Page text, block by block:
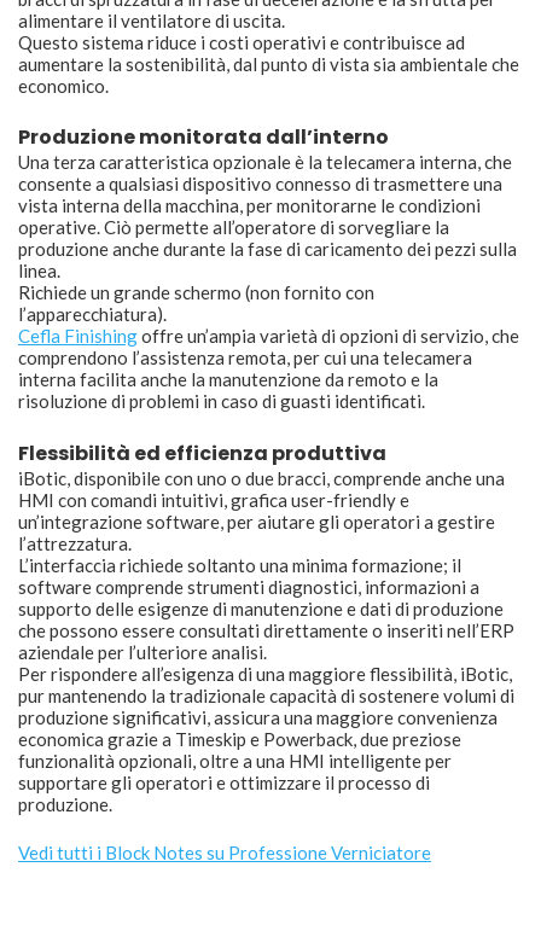
alimentare il ventilatore di uscita.
Questo sistema riduce i costi operativi e contribuisce ad
aumentare la sostenibilità, dal punto di vista sia ambientale che
economico.
Produzione monitorata dall’interno
Una terza caratteristica opzionale è la telecamera interna, che
consente a qualsiasi dispositivo connesso di trasmettere una
vista interna della macchina, per monitorarne le condizioni
operative. Ciò permette all’operatore di sorvegliare la
produzione anche durante la fase di caricamento dei pezzi sulla
linea.
Richiede un grande schermo (non fornito con
l’apparecchiatura).
Cefla Finishingoffre un’ampia varietà di opzioni di servizio, che
comprendono l’assistenza remota, per cui una telecamera
interna facilita anche la manutenzione da remoto e la
risoluzione di problemi in caso di guasti identificati.
Flessibilità ed efficienza produttiva
iBotic, disponibile con uno o due bracci, comprende anche una
HMI con comandi intuitivi, grafica user-friendly e
un’integrazione software, per aiutare gli operatori a gestire
l’attrezzatura.
L’interfaccia richiede soltanto una minima formazione; il
software comprende strumenti diagnostici, informazioni a
supporto delle esigenze di manutenzione e dati di produzione
che possono essere consultati direttamente o inseriti nell’ERP
aziendale per l’ulteriore analisi.
Per rispondere all’esigenza di una maggiore flessibilità, iBotic,
pur mantenendo la tradizionale capacità di sostenere volumi di
produzione significativi, assicura una maggiore convenienza
economica grazie a Timeskip e Powerback, due preziose
funzionalità opzionali, oltre a una HMI intelligente per
supportare gli operatori e ottimizzare il processo di
produzione.
Vedi tutti i Block Notes su Professione Verniciatore